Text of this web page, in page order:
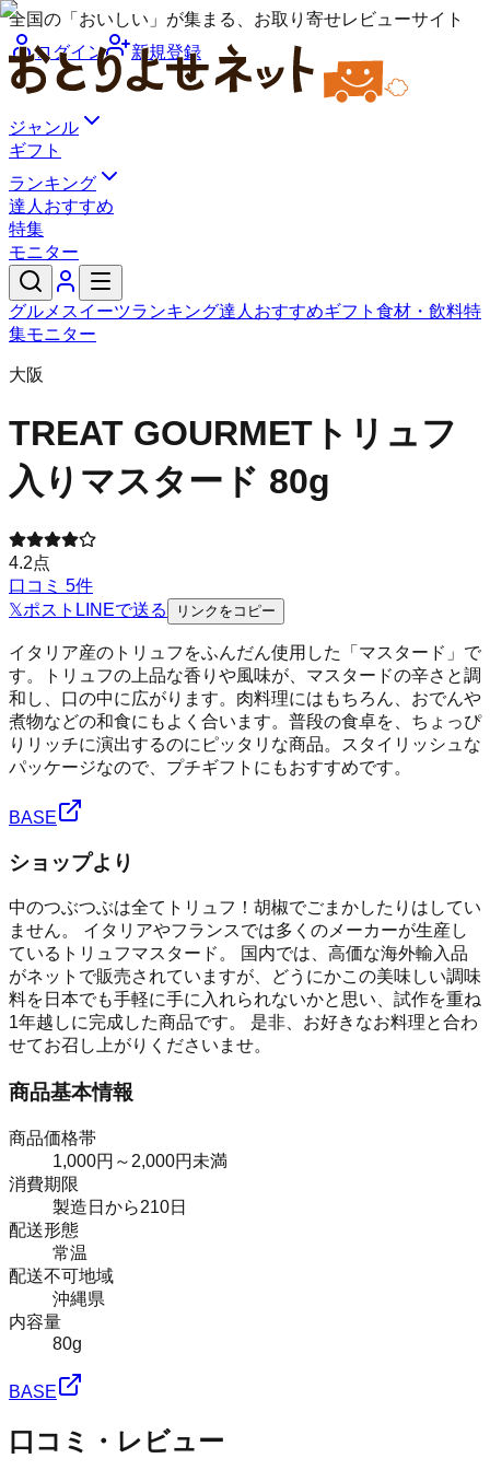
全国の「おいしい」が集まる、お取り寄せレビューサイト
ログイン
新規登録
ジャンル
ギフト
ランキング
達人おすすめ
特集
モニター
グルメ スイーツランキング達人おすすめギフト 食材・飲料特
集モニター
大阪
TREAT GOURMET トリュフ
入りマスタード 80g
4.2点
口コミ 5件
𝕏ポスト LINEで送る リンクをコピー
イタリア産のトリュフをふんだん使用した「マスタード」で
す。トリュフの上品な香りや風味が、マスタードの辛さと調
和し、口の中に広がります。肉料理にはもちろん、おでんや
煮物などの和食にもよく合います。普段の食卓を、ちょっぴ
りリッチに演出するのにピッタリな商品。スタイリッシュな
パッケージなので、プチギフトにもおすすめです。
BASE
ショップより
中のつぶつぶは全てトリュフ！胡椒でごまかしたりはしてい
ません。 イタリアやフランスでは多くのメーカーが生産し
ているトリュフマスタード。 国内では、高価な海外輸入品
がネットで販売されていますが、どうにかこの美味しい調味
料を日本でも手軽に手に入れられないかと思い、試作を重ね
1年越しに完成した商品です。 是非、お好きなお料理と合わ
せてお召し上がりくださいませ。
商品基本情報
商品価格帯
1,000円～2,000円未満
消費期限
製造日から210日
配送形態
常温
配送不可地域
沖縄県
内容量
80g
BASE
口コミ・レビュー